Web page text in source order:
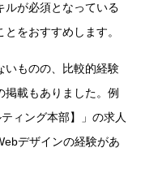
ルが必須となっている
をおすすめします。
いものの、比較的経験
載もありました。例
ィング本部】」の求人
デザインの経験があ